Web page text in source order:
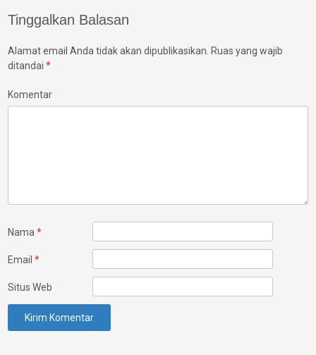
Tinggalkan Balasan
Alamat email Anda tidak akan dipublikasikan. Ruas yang wajib
ditandai*
Komentar
Nama*
Email*
Situs Web